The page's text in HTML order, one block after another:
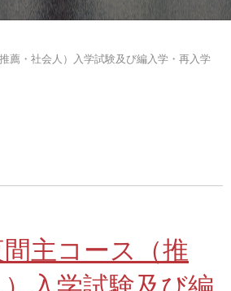
薦・社会人）入学試験及び編入学・再入学
間主コース（推